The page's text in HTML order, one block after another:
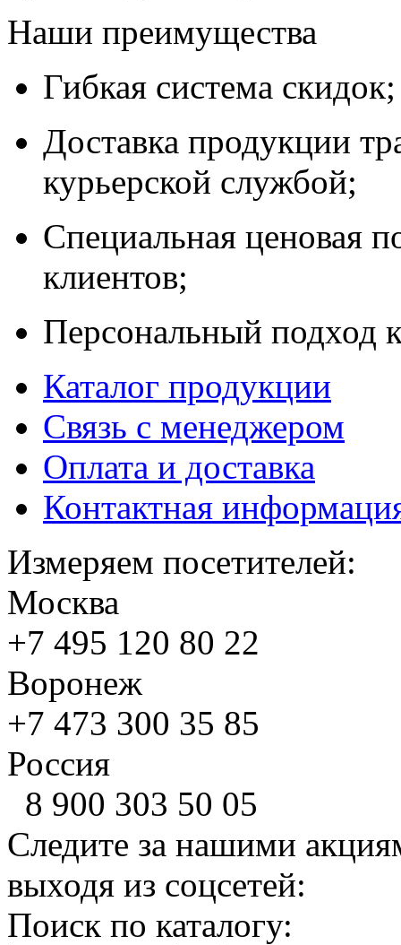
Наши преимущества
Гибкая система скидок;
Доставка продукции
курьерской службой;
Специальная ценовая
клиентов;
Персональный подход
Каталог продукции
Связь с менеджером
Оплата и доставка
Контактная
Измеряем посетителей:
Москва
+7 495 120 80 22
Воронеж
+7 473 300 35 85
Россия
8 900 303 50 05
Следите за нашими
выходя из соцсетей:
Поиск по каталогу: